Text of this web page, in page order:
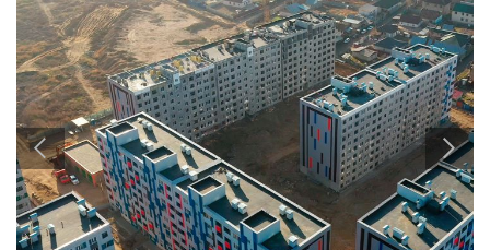
Декабрь
2022
Ноябрь 2022
Октябрь
2022
Сентябрь
2022
Август 2022
Июль 2022
Июнь 2022